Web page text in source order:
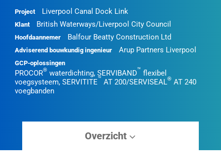
Project Liverpool Canal Dock Link
Klant British Waterways/Liverpool City Council
Hoofdaannemer Balfour Beatty Construction Ltd
Adviserend bouwkundig ingenieur Arup Partners Liverpool
GCP-oplossingen
PROCOR® waterdichting, SERVIBAND™ flexibel
voegsysteem, SERVITITE™ AT 200/SERVISEAL® AT 240
voegbanden
Overzicht